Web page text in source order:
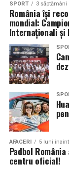
SPORT 3 săptămâni
România își
mondial:
Internaționali și
AFACERI 5 luni
Padbol
centru oficial!